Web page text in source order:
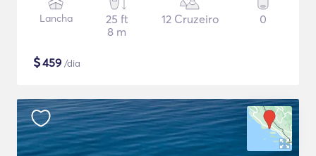
Lancha
25 ft
8 m
12 Cruzeiro 0
$459 /dia